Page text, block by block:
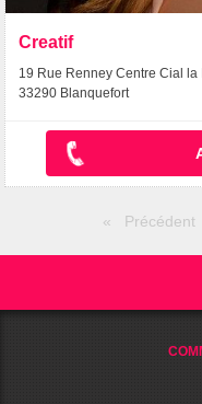
Creatif
19 Rue Renney Centre Cial la
33290 Blanquefort
Précédent